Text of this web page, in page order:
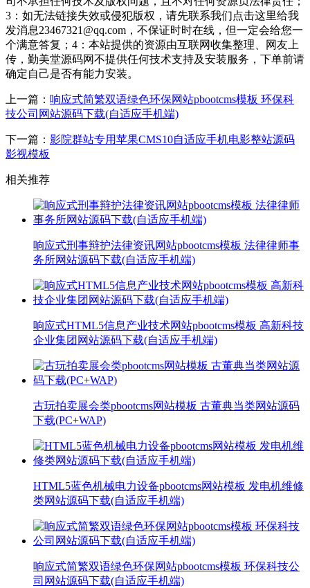
3：如无法链接失效或侵犯版权，请先联系我们点击这里给我
发消息23467321@qq.com，不保证时时在线，但一定会给您一
个满意答复；4：本站提供的资源由互联网收集整理、网友上
传，勤美堂源码网不提供任何技术支持及安装服务，下单前请
确定自己是否有能力安装。
上一篇： 响应式简繁双语绿色环保网站pbootcms模板 环保科
技公司网站源码下载(自适应手机端)
下一篇： 影院群站专用苹果CMS10自适应手机电影整站源码
影视模板
相关推荐
响应式刑事辩护法律资讯网站pbootcms模板 法律律师事
务所网站源码下载(自适应手机端)
响应式HTML5信息产业技术网站pbootcms模板 高新科技
企业集团网站源码下载(自适应手机端)
古玩拍卖展会类pbootcms网站模板 古董典当类网站源码
下载(PC+WAP)
HTML5蓝色机械电力设备pbootcms网站模板 发电机维修
类网站源码下载(自适应手机端)
响应式简繁双语绿色环保网站pbootcms模板 环保科技公
司网站源码下载(自适应手机端)